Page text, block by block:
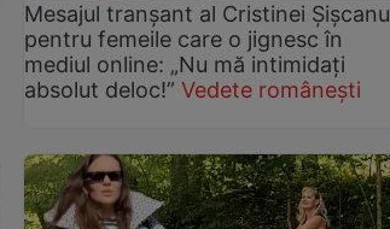
Mesajul tranșant al Cristinei Șișcanu
pentru femeile care o jignesc în
mediul online: „Nu mă intimidați
absolut deloc!” Vedete românești